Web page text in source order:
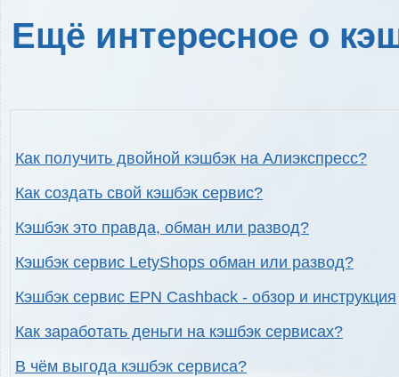
Ещё интересное о
Как получить двойной кэшбэк на Алиэкспресс?
Как создать свой кэшбэк сервис?
Кэшбэк это правда, обман или развод?
Кэшбэк сервис LetyShops обман или развод?
Кэшбэк сервис EPN Cashback - обзор и инструкция
Как заработать деньги на кэшбэк сервисах?
В чём выгода кэшбэк сервиса?